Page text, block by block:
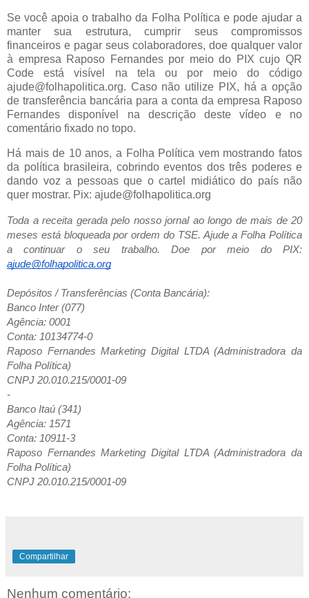
Se você apoia o trabalho da Folha Política e pode ajudar a
manter sua estrutura, cumprir seus compromissos
financeiros e pagar seus colaboradores, doe qualquer valor
à empresa Raposo Fernandes por meio do PIX cujo QR
Code está visível na tela ou por meio do código
ajude@folhapolitica.org. Caso não utilize PIX, há a opção
de transferência bancária para a conta da empresa Raposo
Fernandes disponível na descrição deste vídeo e no
comentário fixado no topo.
Há mais de 10 anos, a Folha Política vem mostrando fatos
da política brasileira, cobrindo eventos dos três poderes e
dando voz a pessoas que o cartel midiático do país não
quer mostrar. Pix: ajude@folhapolitica.org
Toda a receita gerada pelo nosso jornal ao longo de mais de 20
meses está bloqueada por ordem do TSE. Ajude a Folha Política
a continuar o seu trabalho. Doe por meio do PIX:
ajude@folhapolitica.org
Depósitos / Transferências (Conta Bancária):
Banco Inter (077)
Agência: 0001
Conta: 10134774-0
Raposo Fernandes Marketing Digital LTDA (Administradora da
Folha Política)
CNPJ 20.010.215/0001-09
-
Banco Itaú (341)
Agência: 1571
Conta: 10911-3
Raposo Fernandes Marketing Digital LTDA (Administradora da
Folha Política)
CNPJ 20.010.215/0001-09
Compartilhar
Nenhum comentário: